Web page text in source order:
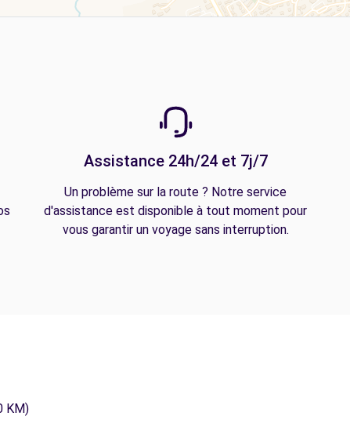
Assistance 24h/24 et 7j/7
Un problème sur la route ? Notre service
d'assistance est disponible à tout moment pour
vous garantir un voyage sans interruption.
KM)